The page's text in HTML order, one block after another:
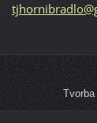
tjhornib